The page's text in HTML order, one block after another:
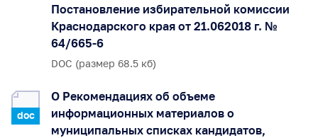
Постановление избирательной комиссии
Краснодарского края от 21.062018 г. №
64/665-6
DOC (размер 68.5 кб)
doc
О Рекомендациях об объеме
информационных материалов о
муниципальных списках кандидатов,